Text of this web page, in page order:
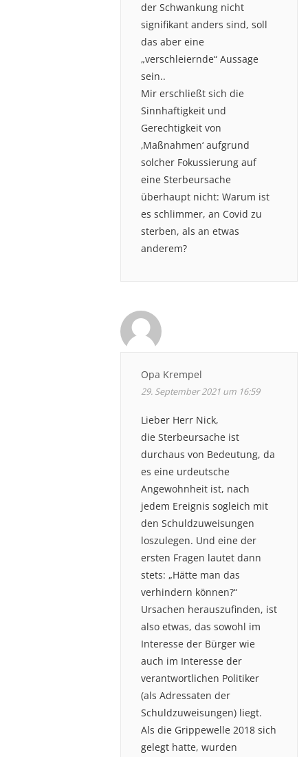
der Schwankung nicht
signifikant anders sind, soll
das aber eine
„verschleiernde“ Aussage
sein..
Mir erschließt sich die
Sinnhaftigkeit und
Gerechtigkeit von
‚Maßnahmen‘ aufgrund
solcher Fokussierung auf
eine Sterbeursache
überhaupt nicht: Warum ist
es schlimmer, an Covid zu
sterben, als an etwas
anderem?
Opa Krempel
29. September 2021 um 16:59
Lieber Herr Nick,
die Sterbeursache ist
durchaus von Bedeutung, da
es eine urdeutsche
Angewohnheit ist, nach
jedem Ereignis sogleich mit
den Schuldzuweisungen
loszulegen. Und eine der
ersten Fragen lautet dann
stets: „Hätte man das
verhindern können?“
Ursachen herauszufinden, ist
also etwas, das sowohl im
Interesse der Bürger wie
auch im Interesse der
verantwortlichen Politiker
(als Adressaten der
Schuldzuweisungen) liegt.
Als die Grippewelle 2018 sich
gelegt hatte, wurden